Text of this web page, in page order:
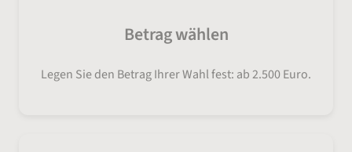
Betrag wählen
Legen Sie den Betrag Ihrer Wahl fest: ab 2.500 Euro.